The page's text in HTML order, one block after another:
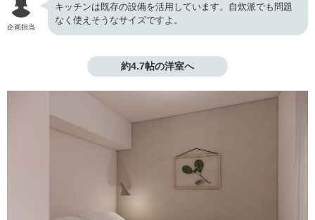
企画担当
キッチンは既存の設備を活用しています。自炊派でも問題
なく使えそうなサイズですよ。
約4.7帖の洋室へ